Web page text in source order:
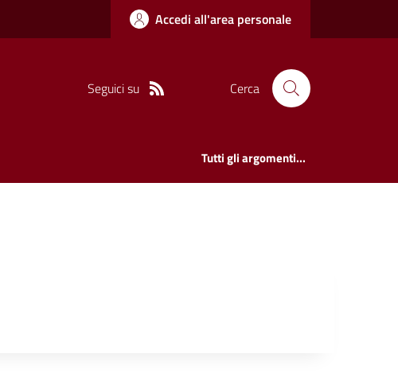
Accedi all'area personale
Seguici su Cerca
Tutti gli argomenti...